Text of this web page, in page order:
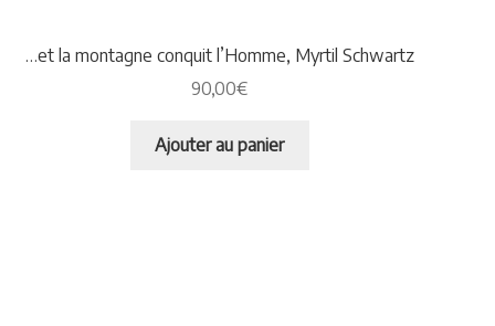
…et la montagne conquit l’Homme, Myrtil Schwartz
90,00€
Ajouter au panier